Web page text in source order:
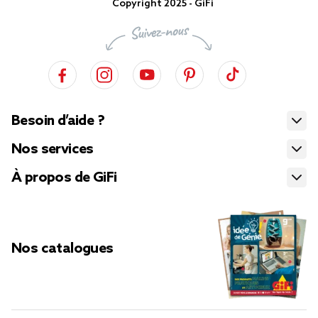
Copyright 2025 - GiFi
Besoin d’aide ?
Nos services
À propos de GiFi
Nos catalogues